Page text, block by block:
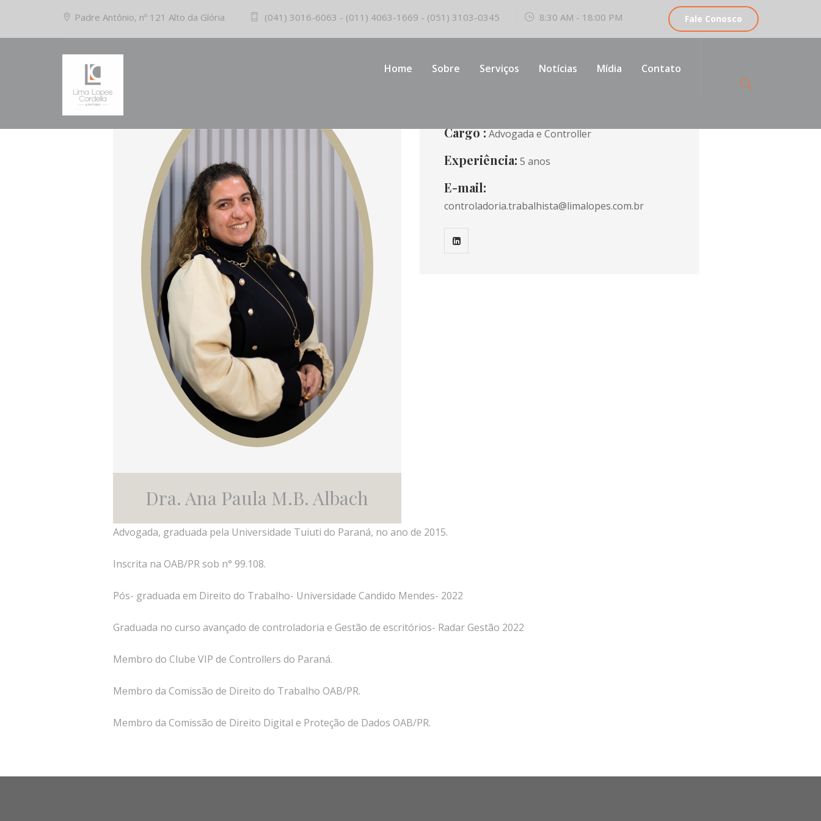
Padre Antônio, nº 121 Alto da Glória (041) 3016-6063 - (011) 4063-1669 - (051) 3103-0345 8:30 AM - 18:00 PM Fale Conosco
Home Sobre Serviços Notícias Mídia Contato
Dra. Ana Paula M.B. Albach
Cargo :Advogada e Controller
Experiência: 5 anos
E-mail:
controladoria.trabalhista@limalopes.com.br
Advogada, graduada pela Universidade Tuiuti do Paraná, no ano de 2015.
Inscrita na OAB/PR sob n° 99.108.
Pós- graduada em Direito do Trabalho- Universidade Candido Mendes- 2022
Graduada no curso avançado de controladoria e Gestão de escritórios- Radar Gestão 2022
Membro do Clube VIP de Controllers do Paraná.
Membro da Comissão de Direito do Trabalho OAB/PR.
Membro da Comissão de Direito Digital e Proteção de Dados OAB/PR.